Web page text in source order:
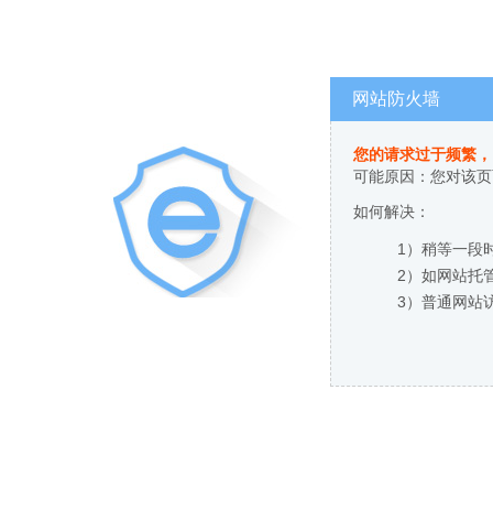
网站防火墙
您的请求过于频繁
可能原因：您对该
如何解决：
1）稍等一段
2）如网站托
3）普通网站